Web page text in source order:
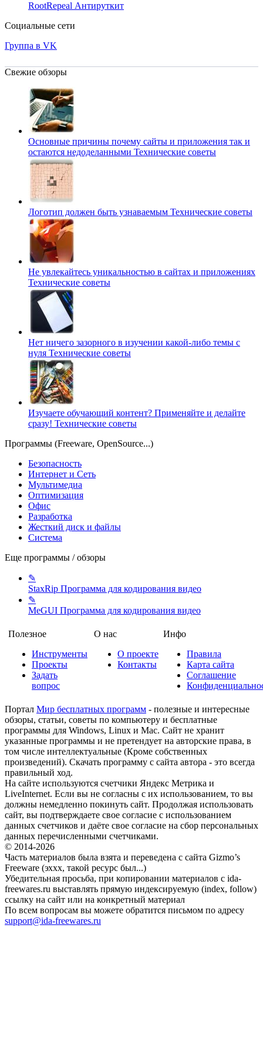
RootRepeal Антируткит
Социальные сети
Группа в VK
Свежие обзоры
Основные причины почему сайты и приложения так и
остаются недоделанными Технические советы
Логотип должен быть узнаваемым Технические советы
Не увлекайтесь уникальностью в сайтах и приложениях
Технические советы
Нет ничего зазорного в изучении какой-либо темы с
нуля Технические советы
Изучаете обучающий контент? Применяйте и делайте
сразу! Технические советы
Программы (Freeware, OpenSource...)
Безопасность
Интернет и Сеть
Мультимедиа
Оптимизация
Офис
Разработка
Жесткий диск и файлы
Система
Еще программы / обзоры
✎
StaxRip Программа для кодирования видео
✎
MeGUI Программа для кодирования видео
Полезное
Инструменты
Проекты
Задать
вопрос
О нас
О проекте
Контакты
Инфо
Правила
Карта сайта
Соглашение
Портал Мир бесплатных программ - полезные и интересные
обзоры, статьи, советы по компьютеру и бесплатные
программы для Windows, Linux и Mac. Сайт не хранит
указанные программы и не претендует на авторские права, в
том числе интеллектуальные (Кроме собственных
произведений). Скачать программу с сайта автора - это всегда
правильный ход.
На сайте используются счетчики Яндекс Метрика и
LiveInternet. Если вы не согласны с их использованием, то вы
должны немедленно покинуть сайт. Продолжая использовать
сайт, вы подтверждаете свое согласие с использованием
данных счетчиков и даёте свое согласие на сбор персональных
данных перечисленными счетчиками.
© 2014-2026
Часть материалов была взята и переведена с сайта Gizmo’s
Freeware (эххх, такой ресурс был...)
Убедительная просьба, при копировании материалов с ida-
freewares.ru выставлять прямую индексируемую (index, follow)
ссылку на сайт или на конкретный материал
По всем вопросам вы можете обратится письмом по адресу
support@ida-freewares.ru